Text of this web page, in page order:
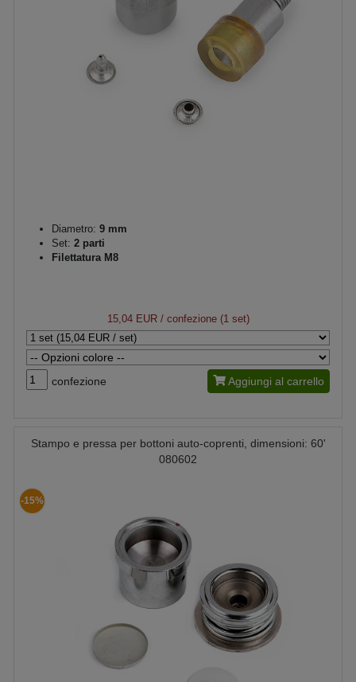
Diametro: 9 mm
Set: 2 parti
Filettatura M8
15,04 EUR/ confezione (1 set)
confezione Aggiungi al carrello
Stampo e pressa per bottoni auto-coprenti, dimensioni: 60'
080602
-15%